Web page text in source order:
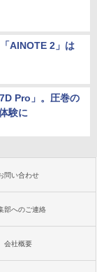
AINOTE 2」は
Pro」。圧巻の
験に
問い合わせ
部へのご連絡
会社概要